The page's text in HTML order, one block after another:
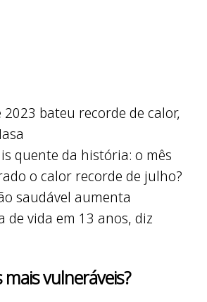
bateu recorde de calor,
quente da história: o mês
o calor recorde de julho?
saudável aumenta
de vida em 13 anos, diz
vulneráveis?